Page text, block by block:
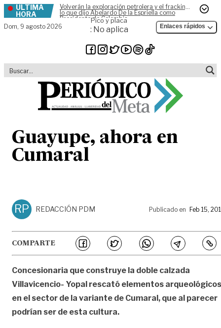
Skip to content
ÚLTIMA
HORA
Volverán la exploración petrolera y el fracking,
lo que dijo Abelardo De la Espriella como
Presidente de Colombia
Dom, 9 agosto 2026
Pico y placa
: No aplica Enlaces rápidos
Guayupe, ahora en
Cumaral
RP REDACCIÓN PDM Publicado en Feb 15,
COMPARTE
Concesionaria que construye la doble calzada
Villavicencio- Yopal rescató elementos arqueológicos
en el sector de la variante de Cumaral, que al parecer
podrían ser de esta cultura.